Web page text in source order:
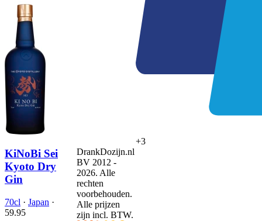
KiNoBi Sei
Kyoto Dry
Gin
70cl · Japan ·
59.95
+3
DrankDozijn.nl
BV 2012 -
2026. Alle
rechten
voorbehouden.
Alle prijzen
zijn incl. BTW.